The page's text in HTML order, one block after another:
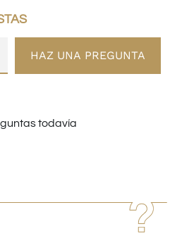
HAZ UNA PREGUNTA
todavía